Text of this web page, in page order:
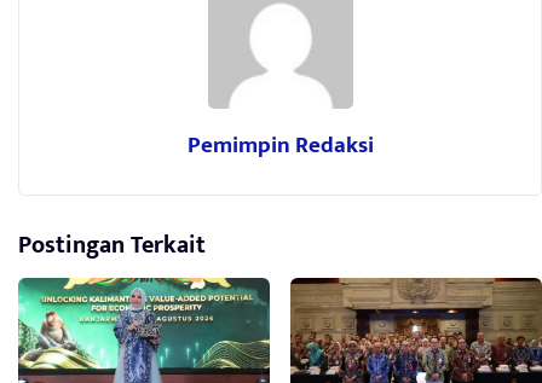
Pemimpin Redaksi
Postingan Terkait